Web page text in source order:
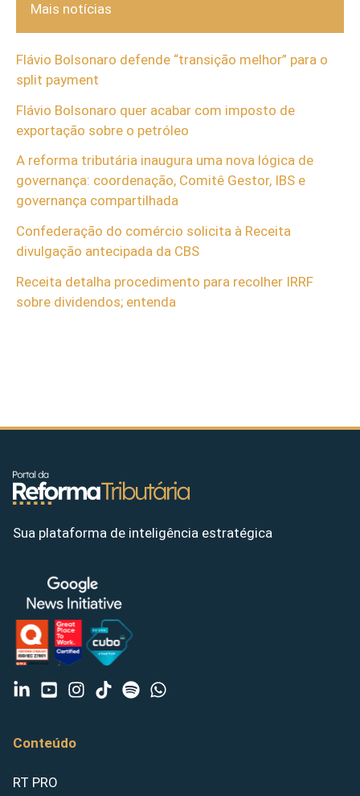
Mais notícias
Flávio Bolsonaro defende “transição melhor” para o
split payment
Flávio Bolsonaro quer acabar com imposto de
exportação sobre o petróleo
A reforma tributária inaugura uma nova lógica de
governança: coordenação, Comitê Gestor, IBS e
governança compartilhada
Confederação do comércio solicita à Receita
divulgação antecipada da CBS
Receita detalha procedimento para recolher IRRF
sobre dividendos; entenda
Sua plataforma de inteligência estratégica
Conteúdo
RT PRO